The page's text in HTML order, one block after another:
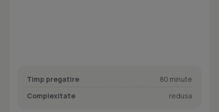
Timp pregatire
80 minute
Complexitate
redusa